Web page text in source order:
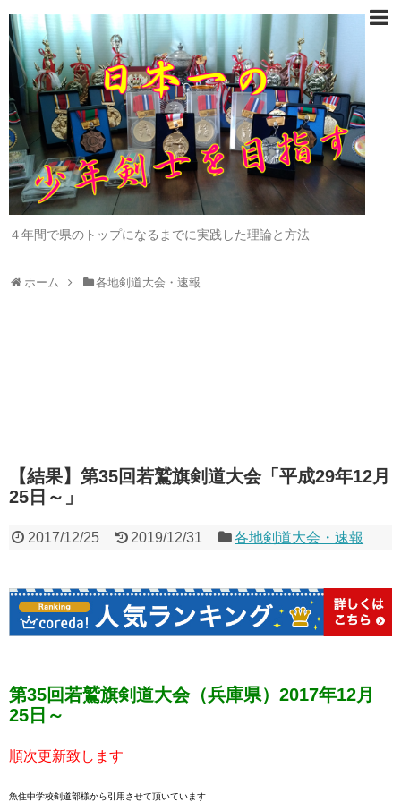
４年間で県のトップになるまでに実践した理論と方法
ホーム 各地剣道大会・速報
【結果】第35回若鷲旗剣道大会「平成29年12月
25日～」
2017/12/25 2019/12/31 各地剣道大会・速報
第35回若鷲旗剣道大会（兵庫県）2017年12月
25日～
順次更新致します
魚住中学校剣道部様から引用させて頂いています